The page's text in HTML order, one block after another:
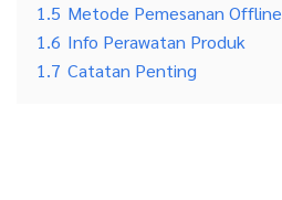
1.5 Metode Pemesanan Offline
1.6 Info Perawatan Produk
1.7 Catatan Penting